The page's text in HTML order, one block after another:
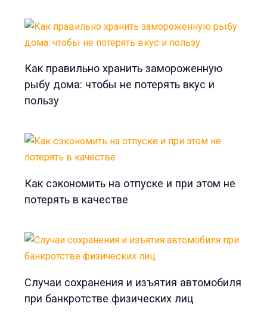
Как правильно хранить замороженную
рыбу дома: чтобы не потерять вкус и
пользу
Как сэкономить на отпуске и при этом не
потерять в качестве
Случаи сохранения и изъятия автомобиля
при банкротстве физических лиц